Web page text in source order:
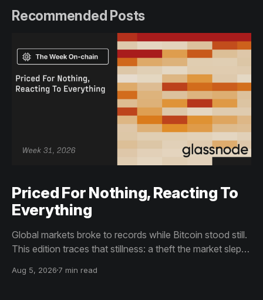
Recommended Posts
Priced For Nothing, Reacting To
Everything
Global markets broke to records while Bitcoin stood still.
This edition traces that stillness: a theft the market slept
than capitulation, and an options market priced for
Aug 5, 2026 7 min read